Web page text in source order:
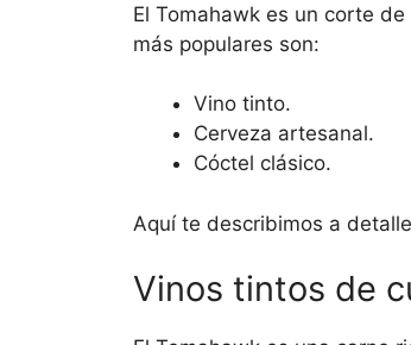
El Tomahawk es un corte
más populares son:
Vino tinto.
Cerveza artesanal.
Cóctel clásico.
Aquí te describimos a
Vinos tintos de